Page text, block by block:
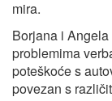
mira.
Borjana i
problemima
poteškoće s
povezan s